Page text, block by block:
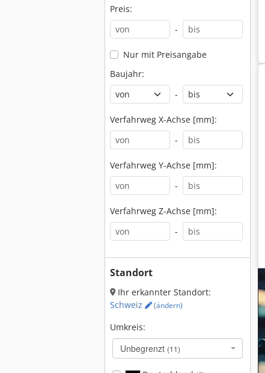
Preis:
-
Nur mit Preisangabe
Baujahr:
-
Verfahrweg X-Achse [mm]:
-
Verfahrweg Y-Achse [mm]:
-
Verfahrweg Z-Achse [mm]:
-
Standort
Ihr erkannter Standort:
Schweiz
(ändern)
Umkreis:
Unbegrenzt (11)